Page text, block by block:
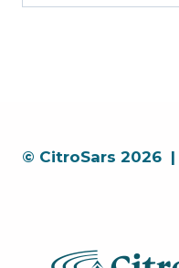
© CitroSars 2026 |